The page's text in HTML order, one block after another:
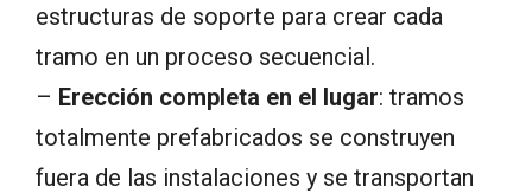
estructuras de soporte para crear cada
tramo en un proceso secuencial.
– Erección completa en el lugar: tramos
totalmente prefabricados se construyen
fuera de las instalaciones y se transportan